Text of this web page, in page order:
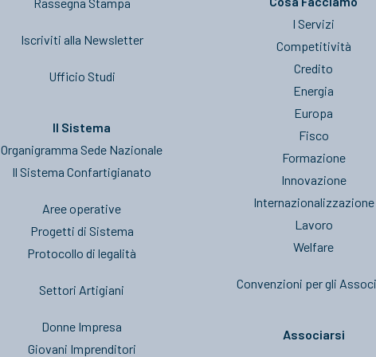
Iscriviti alla Newsletter
Ufficio Studi
Il Sistema
Organigramma Sede Nazionale
Il Sistema Confartigianato
Aree operative
Progetti di Sistema
Protocollo di legalità
Settori Artigiani
Donne Impresa
Giovani Imprenditori
I Servizi
Competitività
Credito
Energia
Europa
Fisco
Formazione
Innovazione
Internazionalizzazione
Lavoro
Welfare
Convenzioni per gli
Associarsi